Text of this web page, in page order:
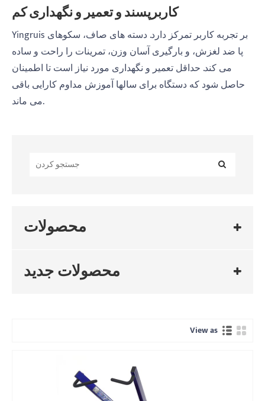
کاربرپسند و تعمیر و نگهداری کم
Yingruis بر تجربه کاربر تمرکز دارد. دسته های صاف، سکوهای
پا ضد لغزش، و بارگیری آسان وزن، تمرینات را راحت و ساده
می کند. حداقل تعمیر و نگهداری مورد نیاز است تا اطمینان
حاصل شود که دستگاه برای سالها آموزش مداوم کارایی باقی
می ماند.
محصولات
محصولات جدید
View as